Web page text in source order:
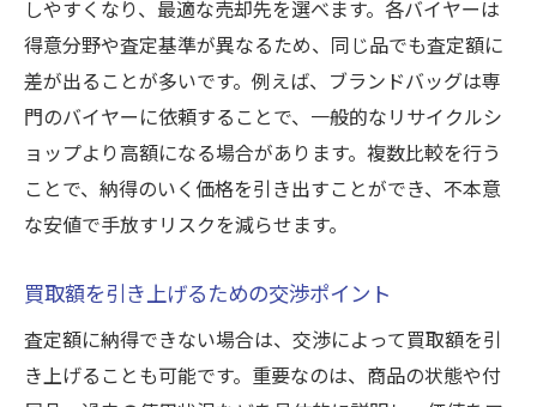
しやすくなり、最適な売却先を選べます。各バイヤーは
得意分野や査定基準が異なるため、同じ品でも査定額に
差が出ることが多いです。例えば、ブランドバッグは専
門のバイヤーに依頼することで、一般的なリサイクルシ
ョップより高額になる場合があります。複数比較を行う
ことで、納得のいく価格を引き出すことができ、不本意
な安値で手放すリスクを減らせます。
買取額を引き上げるための交渉ポイント
査定額に納得できない場合は、交渉によって買取額を引
き上げることも可能です。重要なのは、商品の状態や付